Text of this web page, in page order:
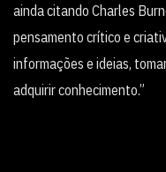
ainda citando Charles
pensamento crítico e
informações e ideias,
adquirir conhecimento.”